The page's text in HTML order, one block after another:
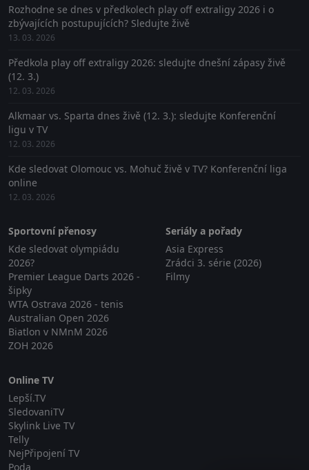
Rozhodne se dnes v předkolech play off extraligy 2026 i o
zbývajících postupujících? Sledujte živě
13. 03. 2026
Předkola play off extraligy 2026: sledujte dnešní zápasy živě
(12. 3.)
12. 03. 2026
Alkmaar vs. Sparta dnes živě (12. 3.): sledujte Konferenční
ligu v TV
12. 03. 2026
Kde sledovat Olomouc vs. Mohuč živě v TV? Konferenční liga
online
12. 03. 2026
Sportovní přenosy
Kde sledovat olympiádu
2026?
Premier League Darts 2026 -
šipky
WTA Ostrava 2026 - tenis
Australian Open 2026
Biatlon v NMnM 2026
ZOH 2026
Seriály a pořady
Asia Express
Zrádci 3. série (2026)
Filmy
Online TV
Lepší.TV
SledovaniTV
Skylink Live TV
Telly
NejPřipojení TV
Poda